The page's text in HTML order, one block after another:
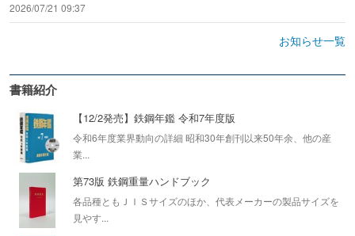
2026/07/21 09:37
お知らせ一覧
書籍紹介
【12/2発売】鉄鋼年鑑 令和7年度版
令和6年度業界動向の詳細 昭和30年創刊以来50年余、他の産
業...
第73版 鉄鋼重量ハンドブック
各品種ともＪＩＳサイズのほか、代表メーカーの製品サイズを
見やす...